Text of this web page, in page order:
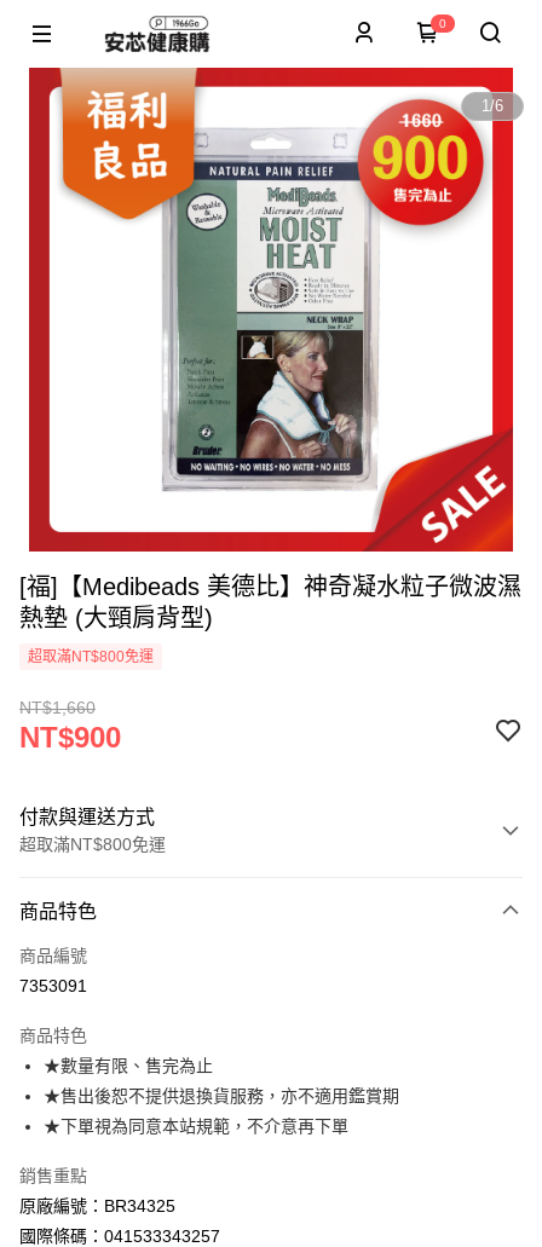
0
1/6
[福]【Medibeads 美德比】神奇凝水粒子微波濕
熱墊 (大頸肩背型)
超取滿NT$800免運
NT$1,660
NT$900
付款與運送方式
超取滿NT$800免運
信用卡一次付款
超商取貨付款
運送方式
全家取貨付款
每筆NT$60，滿NT$800(含以上)免運費
商品特色
商品編號
7353091
商品特色
★數量有限、售完為止
★售出後恕不提供退換貨服務，亦不適用鑑賞期
★下單視為同意本站規範，不介意再下單
銷售重點
原廠編號：BR34325
國際條碼：041533343257